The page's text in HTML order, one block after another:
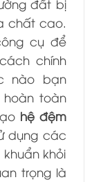
đất bị
chất cao.
cụ để
chính
nào bạn
toàn
hệ đệm
dụng các
khỏi
trọng là